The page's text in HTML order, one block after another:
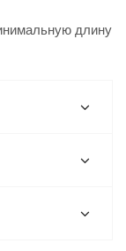
длину